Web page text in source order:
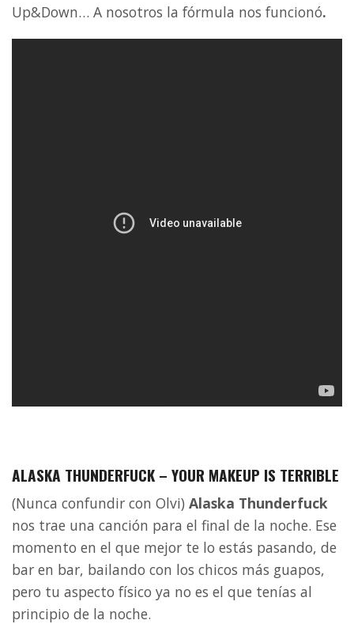
Up&Down… A nosotros la fórmula nos funcionó.
ALASKA THUNDERFUCK – YOUR MAKEUP IS TERRIBLE
(Nunca confundir con Olvi) Alaska Thunderfuck
nos trae una canción para el final de la noche. Ese
momento en el que mejor te lo estás pasando, de
bar en bar, bailando con los chicos más guapos,
pero tu aspecto físico ya no es el que tenías al
principio de la noche.